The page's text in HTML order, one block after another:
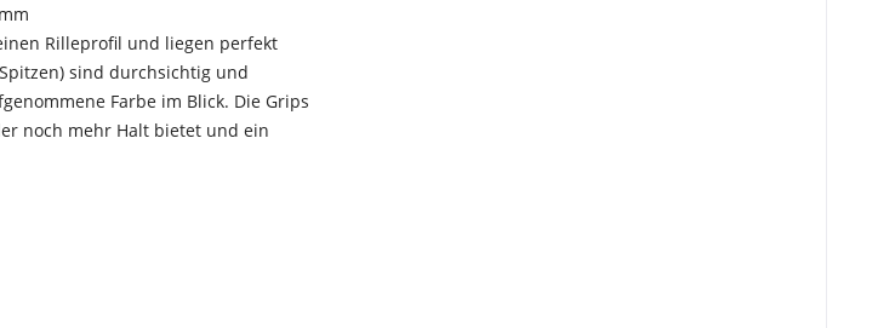
Rilleprofil und liegen perfekt
sind durchsichtig und
Farbe im Blick. Die Grips
noch mehr Halt bietet und ein